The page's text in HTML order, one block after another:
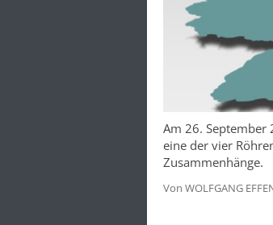
Am 26. September
eine der vier
Zusammenhänge.
Von WOLFGANG